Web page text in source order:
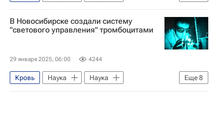
Университетская наука
Российские инновации
Качество жизни
Белгородский государственный университет
Здоровье - Общество
В Новосибирске создали систему
"светового управления" тромбоцитами
29 января 2025, 06:00 4244
Еще8
Кровь Наука
Наука
Университетская наука
Новосибирск